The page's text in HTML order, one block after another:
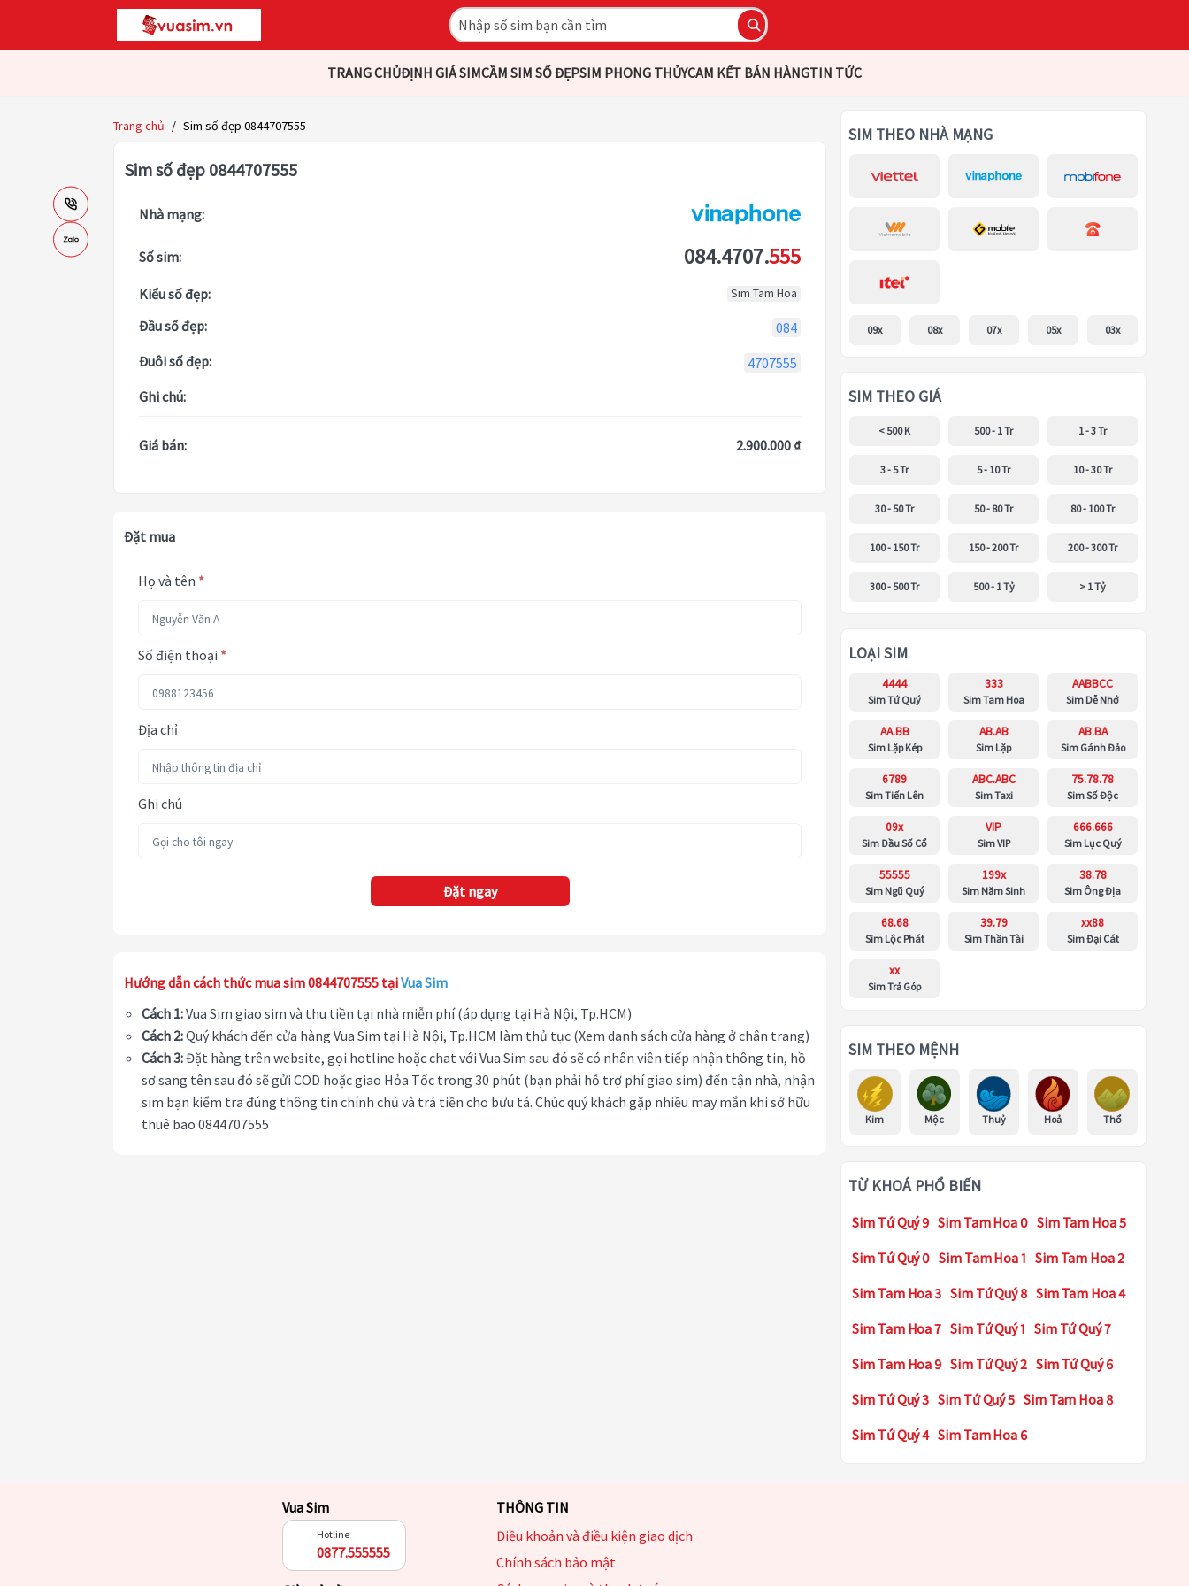
TRANG CHỦĐỊNH GIÁ SIMCẦM SIM SỐ ĐẸPSIM PHONG THỦYCAM KẾT BÁN HÀNGTIN TỨC
Trang chủ / Sim số đẹp 0844707555
Sim số đẹp 0844707555
Nhà mạng:
Số sim: 084.4707.555
Kiểu số đẹp: Sim Tam Hoa
Đầu số đẹp:
084
Đuôi số đẹp:
4707555
Ghi chú:
Giá bán: 2.900.000 ₫
Đặt mua
Họ và tên *
Số điện thoại *
Địa chỉ
Ghi chú
Đặt ngay
Hướng dẫn cách thức mua sim 0844707555 tạiVua Sim
Cách 1:Vua Sim giao sim và thu tiền tại nhà miễn phí (áp dụng tại Hà Nội, Tp.HCM)
Cách 2:Quý khách đến cửa hàng Vua Sim tại Hà Nội, Tp.HCM làm thủ tục (Xem danh sách cửa hàng ở chân trang)
Cách 3:Đặt hàng trên website, gọi hotline hoặc chat với Vua Sim sau đó sẽ có nhân viên tiếp nhận thông tin, hồ
sơ sang tên sau đó sẽ gửi COD hoặc giao Hỏa Tốc trong 30 phút (bạn phải hỗ trợ phí giao sim) đến tận nhà, nhận
sim bạn kiểm tra đúng thông tin chính chủ và trả tiền cho bưu tá. Chúc quý khách gặp nhiều may mắn khi sở hữu
thuê bao 0844707555
SIM THEO NHÀ MẠNG
09x 08x 07x 05x 03x
SIM THEO GIÁ
< 500 K 500 - 1 Tr 1 - 3 Tr
3 - 5 Tr 5 - 10 Tr 10 - 30 Tr
30 - 50 Tr 50 - 80 Tr 80 - 100 Tr
100 - 150 Tr 150 - 200 Tr 200 - 300 Tr
300 - 500 Tr 500 - 1 Tỷ > 1 Tỷ
LOẠI SIM
4444
Sim Tứ Quý
333
Sim Tam Hoa
AABBCC
Sim Dễ Nhớ
AA.BB
Sim Lặp Kép
AB.AB
Sim Lặp
AB.BA
Sim Gánh Đảo
6789
Sim Tiến Lên
ABC.ABC
Sim Taxi
75.78.78
Sim Số Độc
09x
Sim Đầu Số Cổ
VIP
Sim VIP
666.666
Sim Lục Quý
55555
Sim Ngũ Quý
199x
Sim Năm Sinh
38.78
Sim Ông Địa
68.68
Sim Lộc Phát
39.79
Sim Thần Tài
xx88
Sim Đại Cát
xx
Sim Trả Góp
SIM THEO MỆNH
Kim Mộc Thuỷ Hoả Thổ
TỪ KHOÁ PHỔ BIẾN
Sim Tứ Quý 9 Sim Tam Hoa 0 Sim Tam Hoa 5
Sim Tứ Quý 0 Sim Tam Hoa 1 Sim Tam Hoa 2
Sim Tam Hoa 3 Sim Tứ Quý 8 Sim Tam Hoa 4
Sim Tam Hoa 7 Sim Tứ Quý 1 Sim Tứ Quý 7
Sim Tam Hoa 9 Sim Tứ Quý 2 Sim Tứ Quý 6
Sim Tứ Quý 3 Sim Tứ Quý 5 Sim Tam Hoa 8
Sim Tứ Quý 4 Sim Tam Hoa 6
Vua Sim
Hotline
0877.555555
THÔNG TIN
Điều khoản và điều kiện giao dịch
Chính sách bảo mật